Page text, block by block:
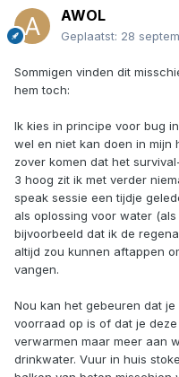
AWOL
Geplaatst: 28
Sommigen vinden dit
hem toch:
Ik kies in principe voor bug
wel en niet kan doen in mijn
zover komen dat het
3 hoog zit ik met verder
speak sessie een tijdje
als oplossing voor water
bijvoorbeeld dat ik de
altijd zou kunnen aftappen
vangen.
Nou kan het gebeuren dat
voorraad op is of dat je
verwarmen maar meer aan
drinkwater. Vuur in huis